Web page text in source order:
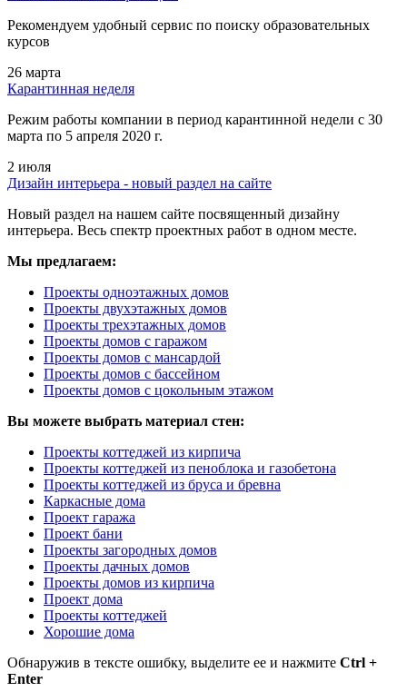
Рекомендуем удобный сервис по поиску образовательных
курсов
26 марта
Карантинная неделя
Режим работы компании в период карантинной недели c 30
марта по 5 апреля 2020 г.
2 июля
Дизайн интерьера - новый раздел на сайте
Новый раздел на нашем сайте посвященный дизайну
интерьера. Весь спектр проектных работ в одном месте.
Мы предлагаем:
Проекты одноэтажных домов
Проекты двухэтажных домов
Проекты трехэтажных домов
Проекты домов с гаражом
Проекты домов с мансардой
Проекты домов с бассейном
Проекты домов с цокольным этажом
Вы можете выбрать материал стен:
Проекты коттеджей из кирпича
Проекты коттеджей из пеноблока и газобетона
Проекты коттеджей из бруса и бревна
Каркасные дома
Проект гаража
Проект бани
Проекты загородных домов
Проекты дачных домов
Проекты домов из кирпича
Проект дома
Проекты коттеджей
Хорошие дома
Обнаружив в тексте ошибку, выделите ее и нажмите Ctrl +
Enter